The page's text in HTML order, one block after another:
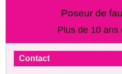
Poseur de
Plus de 10 ans
Contact